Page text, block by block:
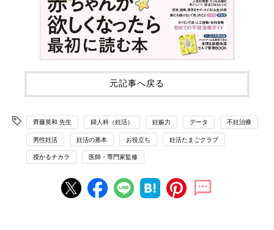
元記事へ戻る
齊藤英和 先生 婦人科（妊活） 妊娠力 データ 不妊治療
男性妊活 妊活の基本 お役立ち 妊活たまごクラブ
授かるチカラ 医師・専門家監修